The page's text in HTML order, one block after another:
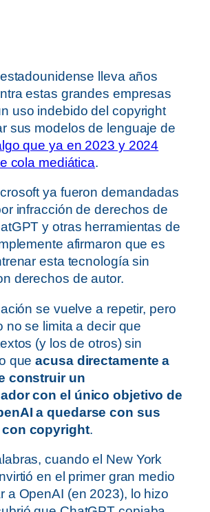
lleva años
estas grandes empresas
uso indebido del copyright
sus modelos de lenguaje de
que ya en 2023 y 2024
cola mediática.
ya fueron demandadas
infracción de derechos de
y otras herramientas de
afirmaron que es
esta tecnología sin
derechos de autor.
se vuelve a repetir, pero
no se limita a decir que
(y los de otros) sin
que acusa directamente a
construir un
con el único objetivo de
a quedarse con sus
copyright.
cuando el New York
en el primer gran medio
a OpenAI (en 2023), lo hizo